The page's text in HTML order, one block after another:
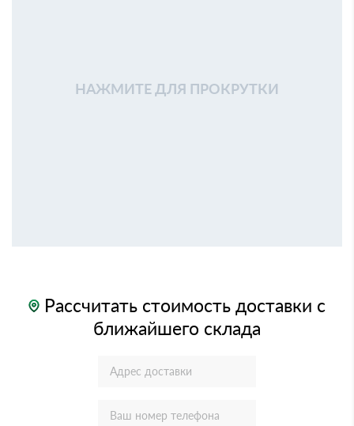
НАЖМИТЕ ДЛЯ ПРОКРУТКИ
Рассчитать стоимость доставки с
ближайшего склада